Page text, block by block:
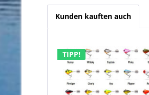
Kunden kauften auch
TIPP!